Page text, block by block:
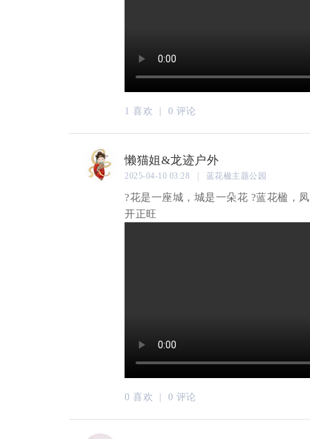
1 喜欢 | 0 评论
懒猫姐&龙迹户外
2025-04-10 03:28 | 蓝花楹主题公园
?花是一座城，城是一朵花 ?蓝花楹，
开正旺
0 喜欢 | 0 评论